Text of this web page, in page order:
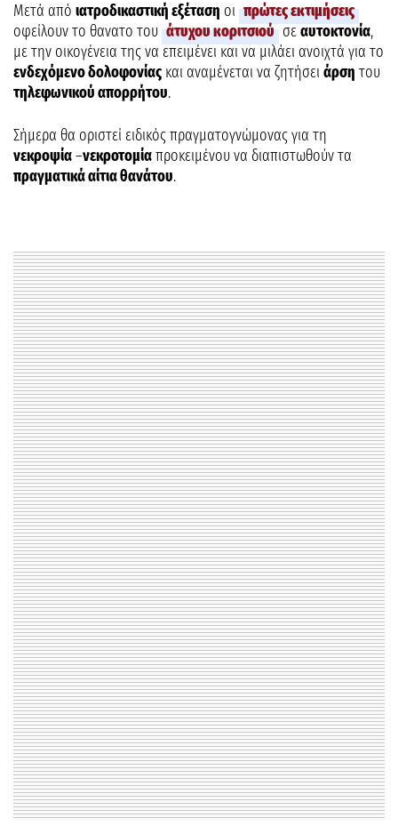
Μετά από ιατροδικαστική εξέταση οι πρώτες εκτιμήσεις
οφείλουν το θανατο του άτυχου κοριτσιού σεαυτοκτονία,
με την οικογένεια της να επειμένει και να μιλάει ανοιχτά για το
ενδεχόμενο δολοφονίας και αναμένεται να ζητήσει άρση του
τηλεφωνικού απορρήτου.
Σήμερα θα οριστεί ειδικός πραγματογνώμονας για τη
νεκροψία–νεκροτομίαπροκειμένου να διαπιστωθούν τα
πραγματικά αίτια θανάτου.